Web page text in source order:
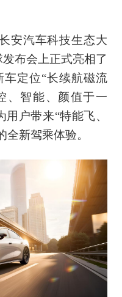
安汽车科技生态大
布会上正式亮相了
定位“长续航磁流
、智能、颜值于一
户带来“特能飞、
新驾乘体验。